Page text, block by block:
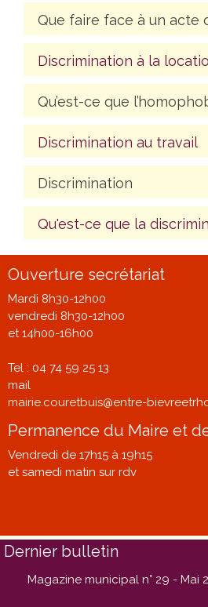
Que faire face à un acte
Discrimination à la
Qu’est-ce que
Discrimination au travail
Discrimination
Qu'est-ce que la
Ouverture secrétariat
Mardi 8h30-12h00
vendredi 8h30-12h00
et 14h00-16h00
Tel : 04 74 59 25 13
mail
mairie.couretbuis@entre-
Permanence du Maire et
Vendredi de 17h15 à 19h15
et samedi matin sur rdv
Dernier bulletin
Magazine municipal n° 29 - Mai